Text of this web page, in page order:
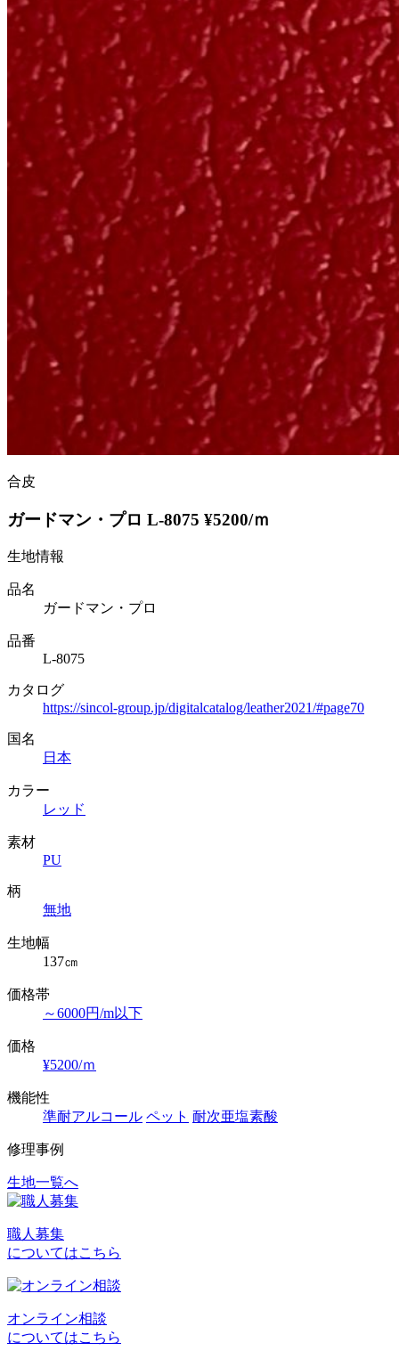
合皮
ガードマン・プロ L-8075 ¥5200/ｍ
生地情報
品名
ガードマン・プロ
品番
L-8075
カタログ
https://sincol-group.jp/digitalcatalog/leather2021/#page70
国名
日本
カラー
レッド
素材
PU
柄
無地
生地幅
137㎝
価格帯
～6000円/m以下
価格
¥5200/ｍ
機能性
準耐アルコール ペット 耐次亜塩素酸
修理事例
投
ナ
ビ
ー
生地一覧へ
職人募集
についてはこちら
オンライン相談
についてはこちら